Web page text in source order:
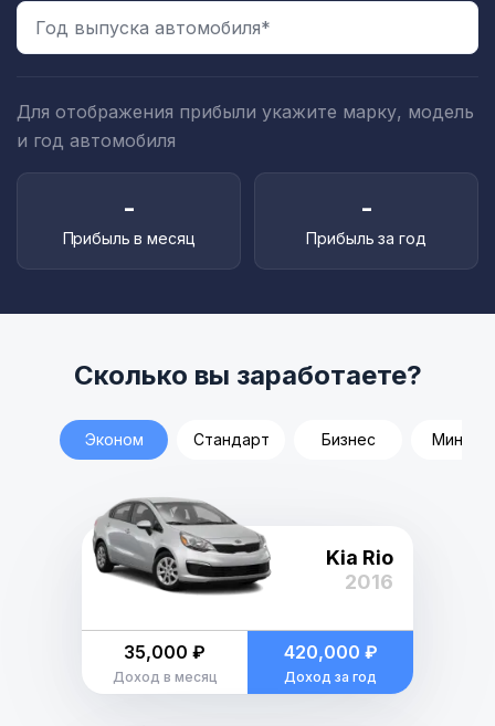
Год выпуска автомобиля*
Для отображения прибыли укажите марку, модель
и год автомобиля
-
Прибыль в месяц
-
Прибыль за год
Сколько вы заработаете?
Эконом Стандарт Бизнес
Kia Rio
2016
35,000 ₽
Доход в месяц
420,000 ₽
Доход за год